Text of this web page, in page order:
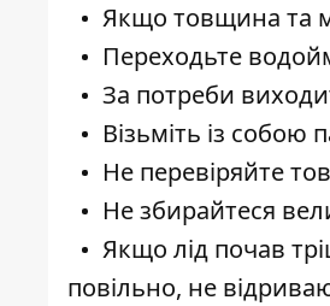
Якщо товщина та
Переходьте
За потреби
Візьміть із собою
Не перевіряйте
Не збирайтеся
Якщо лід почав
повільно, не